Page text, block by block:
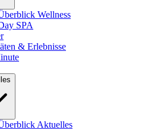
Wellness
SPA
& Erlebnisse
Aktuelles